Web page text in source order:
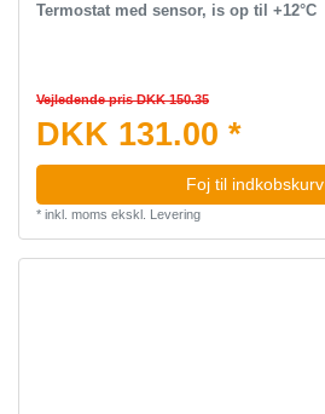
Termostat med sensor, is op til +12°C
Vejledende pris DKK 150.35
DKK 131.00 *
Foj til indkobskurv
* inkl. moms ekskl. Levering